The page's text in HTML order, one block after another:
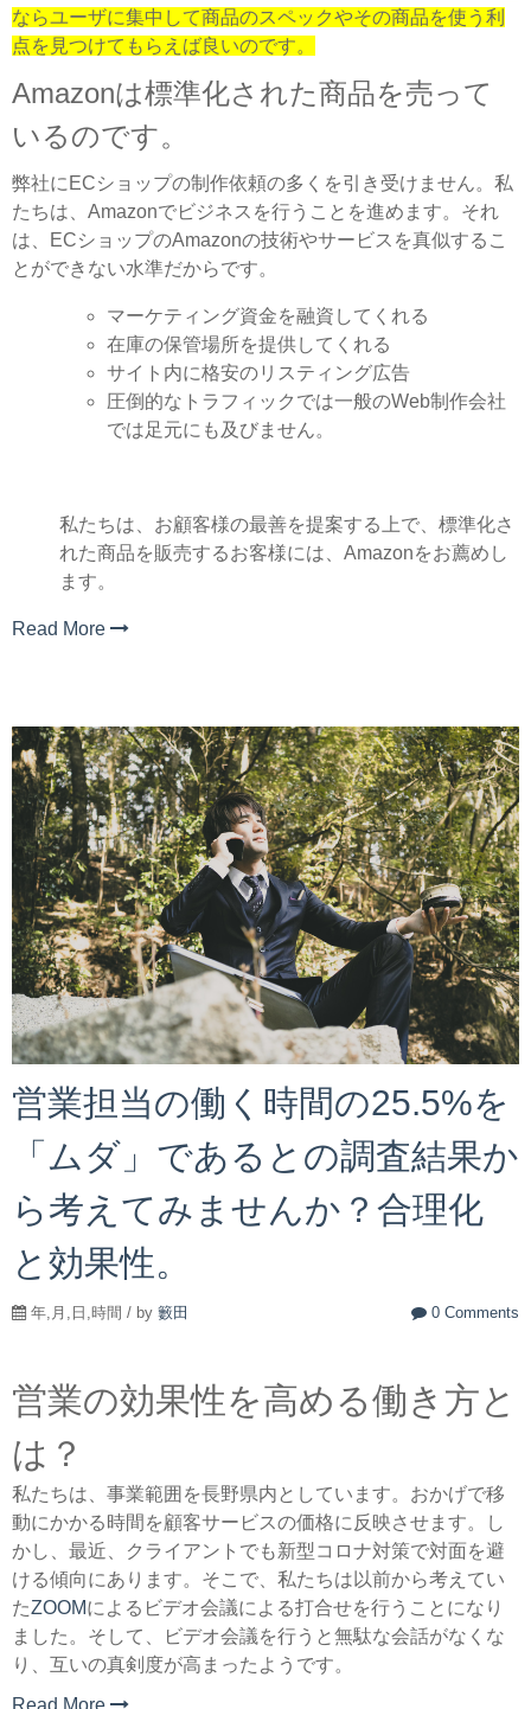
ならユーザに集中して商品のスペックやその商品を使う利
点を見つけてもらえば良いのです。
Amazonは標準化された商品を売って
いるのです。
弊社にECショップの制作依頼の多くを引き受けません。私
たちは、Amazonでビジネスを行うことを進めます。それ
は、ECショップのAmazonの技術やサービスを真似するこ
とができない水準だからです。
マーケティング資金を融資してくれる
在庫の保管場所を提供してくれる
サイト内に格安のリスティング広告
圧倒的なトラフィックでは一般のWeb制作会社
では足元にも及びません。
私たちは、お顧客様の最善を提案する上で、標準化さ
れた商品を販売するお客様には、Amazonをお薦めし
ます。
Read More
営業担当の働く時間の25.5%を
「ムダ」であるとの調査結果か
ら考えてみませんか？合理化
と効果性。
年,月,日,時間 / by 籔田 0 Comments
営業の効果性を高める働き方と
は？
私たちは、事業範囲を長野県内としています。おかげで移
動にかかる時間を顧客サービスの価格に反映させます。し
かし、最近、クライアントでも新型コロナ対策で対面を避
ける傾向にあります。そこで、私たちは以前から考えてい
たZOOMによるビデオ会議による打合せを行うことになり
ました。 そして、ビデオ会議を行うと無駄な会話がなくな
り、互いの真剣度が高まったようです。
Read More